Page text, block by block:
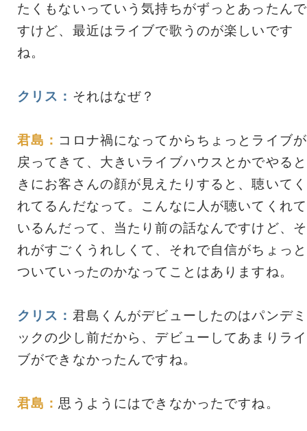
たくもないっていう気持ちがずっとあったんで
すけど、最近はライブで歌うのが楽しいです
ね。
クリス： それはなぜ？
君島： コロナ禍になってからちょっとライブが
戻ってきて、大きいライブハウスとかでやると
きにお客さんの顔が見えたりすると、聴いてく
れてるんだなって。こんなに人が聴いてくれて
いるんだって、当たり前の話なんですけど、そ
れがすごくうれしくて、それで自信がちょっと
ついていったのかなってことはありますね。
クリス： 君島くんがデビューしたのはパンデミ
ックの少し前だから、デビューしてあまりライ
ブができなかったんですね。
君島：思うようにはできなかったですね。